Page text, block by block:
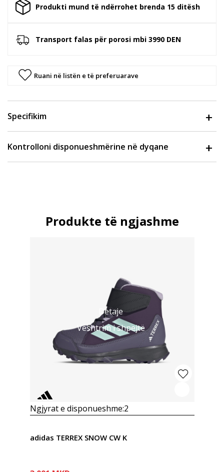
Produkti mund të ndërrohet brenda 15 ditësh
Transport falas për porosi mbi 3990 DEN
Ruani në listën e të preferuarave
Specifikim
Kontrolloni disponueshmërine në dyqane
Produkte të ngjashme
Detaje
Vështrim i shpejtë
Ngjyrat e disponueshme:2
adidas TERREX SNOW CW K